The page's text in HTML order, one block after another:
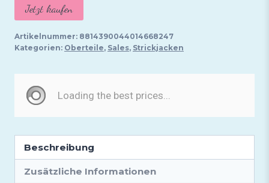
war:
49,95 €39,95 €.
Jetzt kaufen
Artikelnummer: 8814390044014668247
Kategorien: Oberteile, Sales, Strickjacken
Beschreibung
Zusätzliche Informationen